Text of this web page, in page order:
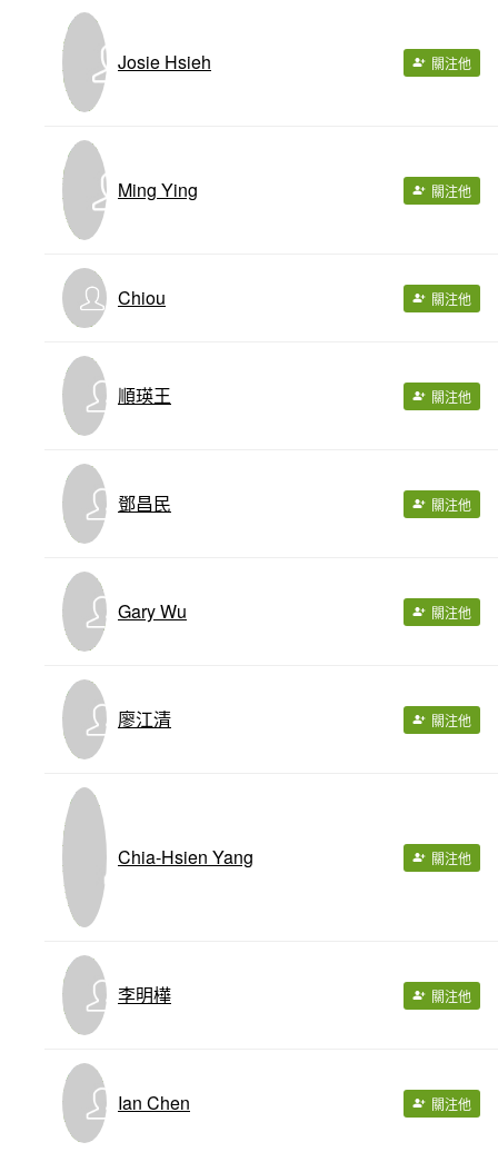
Josie Hsieh 關注他
Ming Ying 關注他
Chiou 關注他
順瑛王 關注他
鄧昌民 關注他
Gary Wu 關注他
廖江清 關注他
Chia-Hsien Yang 關注他
李明樺 關注他
Ian Chen 關注他